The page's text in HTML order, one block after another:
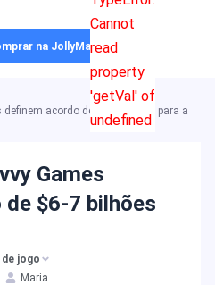
Cannot
read
property
'getVal' of
undefined
na JollyMax
definem acordo de $6-7 bilhões para a
Games
$6-7 bilhões
jogo
Maria